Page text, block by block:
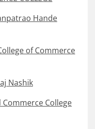
Hande
of Commerce
Nashik
Commerce College